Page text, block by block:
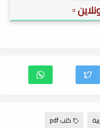
▫️
كتب pdf